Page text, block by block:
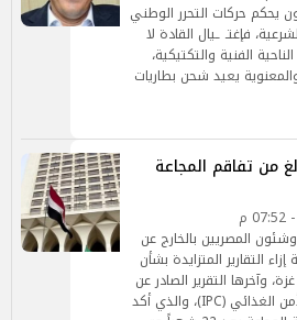
يحكم حركات التحرر الوطني
فإغتـ ـيال القادة لا
الفنية والتكتيكية،
يعيد شحن بطاريات
من تفاقم المجاعة
المصريين بالخارج عن
التقارير المتزايدة بشأن
وآخرها التقرير الصادر عن
التصنيف المرحلي المتكامل للأمن الغذائي (IPC)، والذي أكد